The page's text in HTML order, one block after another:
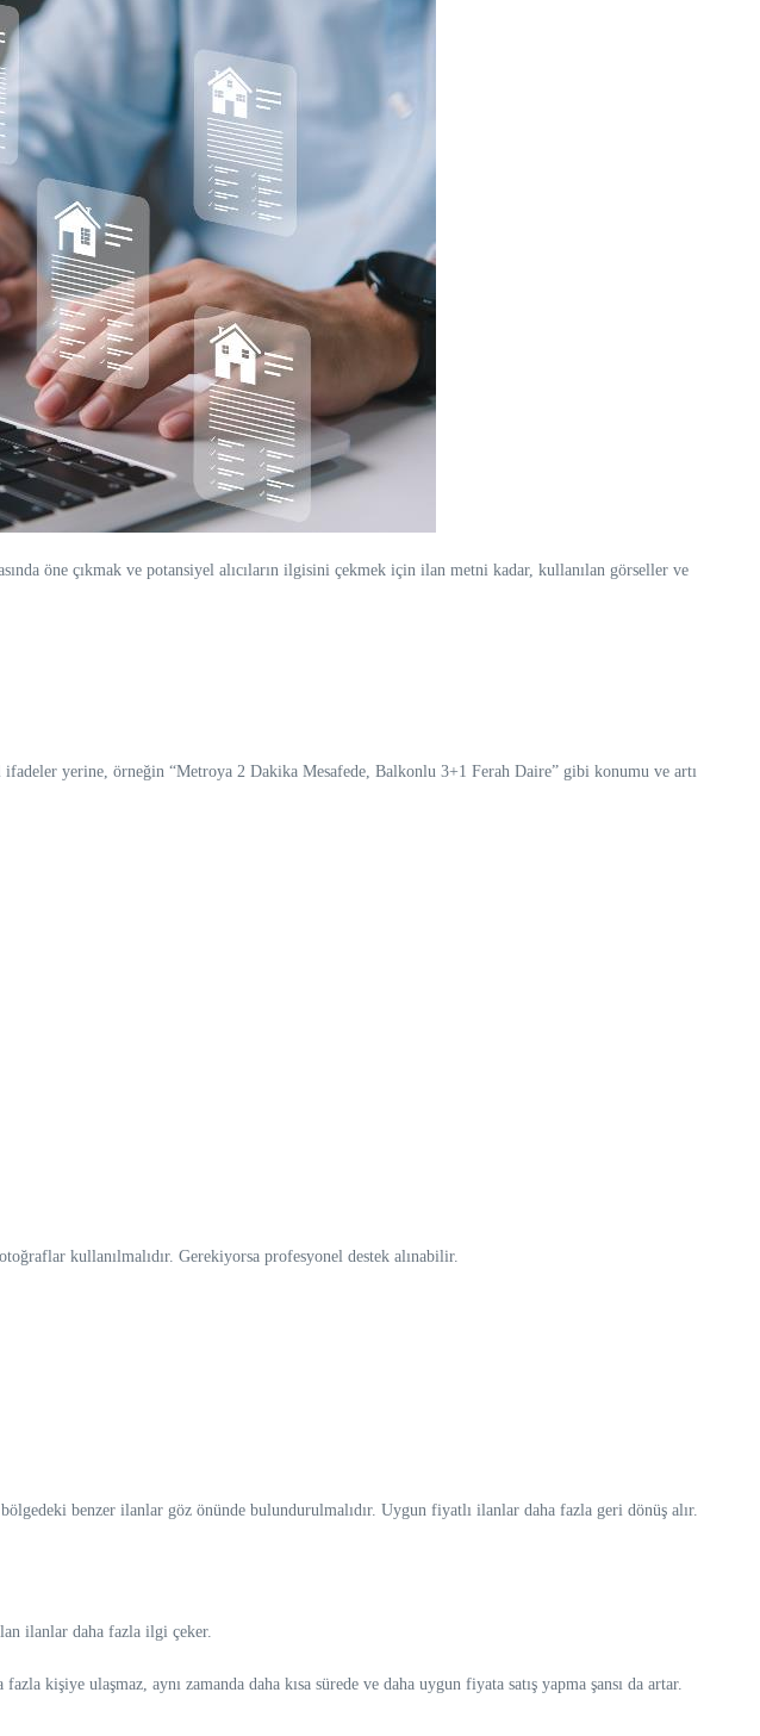
öne çıkmak ve potansiyel alıcıların ilgisini çekmek için ilan metni kadar, kullanılan görseller ve
yerine, örneğin “Metroya 2 Dakika Mesafede, Balkonlu 3+1 Ferah Daire” gibi konumu ve artı
kullanılmalıdır. Gerekiyorsa profesyonel destek alınabilir.
benzer ilanlar göz önünde bulundurulmalıdır. Uygun fiyatlı ilanlar daha fazla geri dönüş alır.
ilanlar daha fazla ilgi çeker.
kişiye ulaşmaz, aynı zamanda daha kısa sürede ve daha uygun fiyata satış yapma şansı da artar.